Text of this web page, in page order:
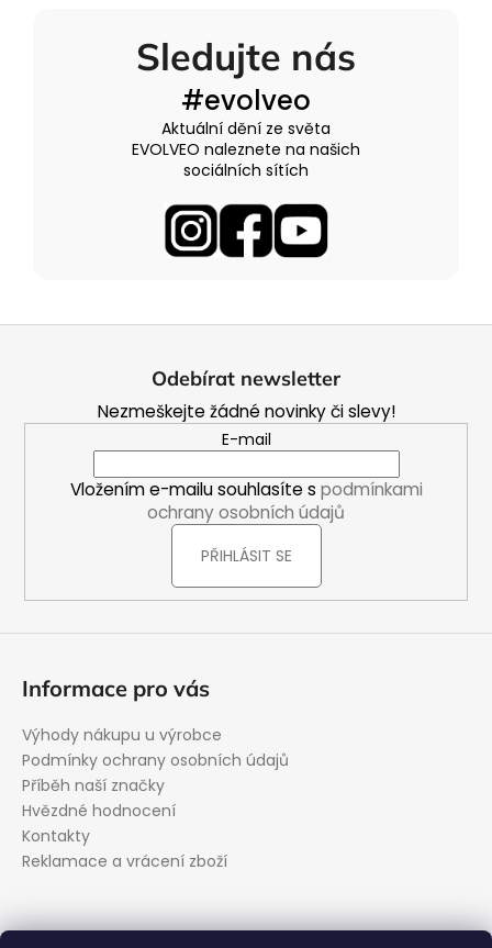
d
a
c
í
p
r
k
y
p
u
Sledujte nás
#evolveo
Aktuální dění ze světa
EVOLVEO naleznete na našich
sociálních sítích
Odebírat newsletter
Nezmeškejte žádné novinky či slevy!
E-mail
Vložením e-mailu souhlasíte s podmínkami
ochrany osobních údajů
PŘIHLÁSIT SE
Informace pro vás
Výhody nákupu u výrobce
Podmínky ochrany osobních údajů
Příběh naší značky
Hvězdné hodnocení
Kontakty
Reklamace a vrácení zboží